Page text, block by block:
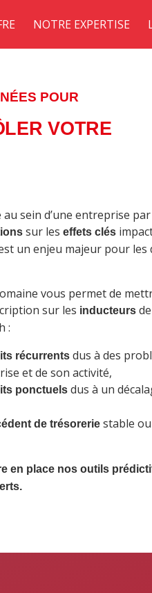
NOTRE EXPERTISE
POUR
VOTRE
sein d’une entreprise
sur les effets clés
un enjeu majeur pour les
vous permet de
sur les inducteurs
:
récurrents dus à des
et de son activité,
ponctuels dus à un
de trésorerie stable
en place nos outils